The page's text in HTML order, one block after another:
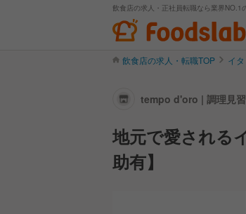
飲食店の求人・正社員転職なら業界NO.1
飲食店の求人・転職TOP イ
tempo d'oro | 調理見
地元で愛される
助有】